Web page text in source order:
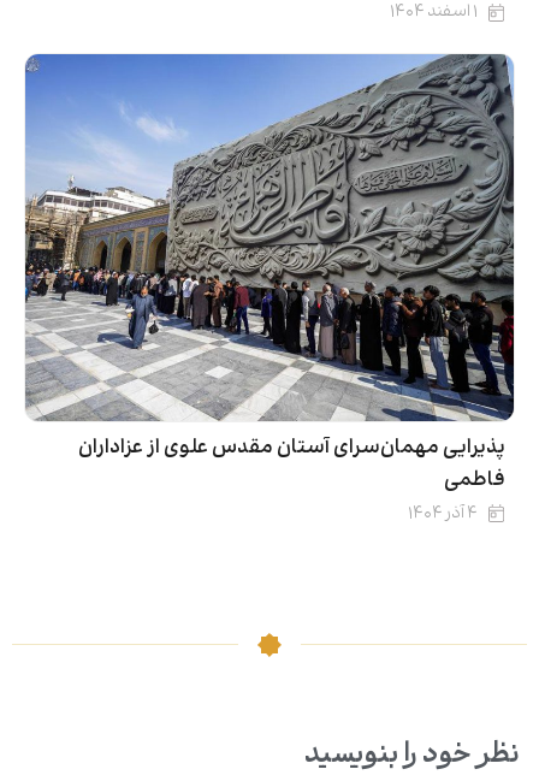
۱ اسفند ۱۴۰۴
پذیرایی مهمان‌سرای آستان مقدس علوی از عزاداران
فاطمی
۴ آذر ۱۴۰۴
نظر خود را بنویسید